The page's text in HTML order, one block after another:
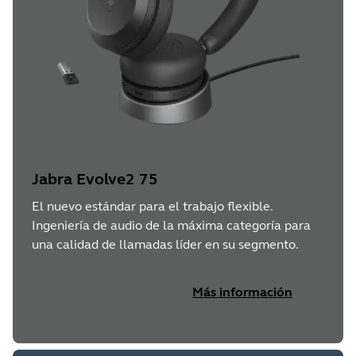
Jabra Evolve2 75
El nuevo estándar para el trabajo flexible.
Ingeniería de audio de la máxima categoría para
una calidad de llamadas líder en su segmento.
Más información